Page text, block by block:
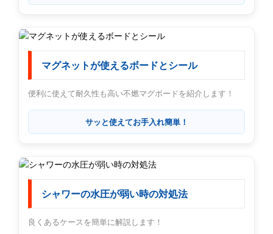
マグネットが使えるボードとシール
便利に使えて耐久性も高い不燃マグボードを紹介します！
サッと使えてお手入れ簡単！
シャワーの水圧が弱い時の対処法
良くあるケースを簡単に解説します！